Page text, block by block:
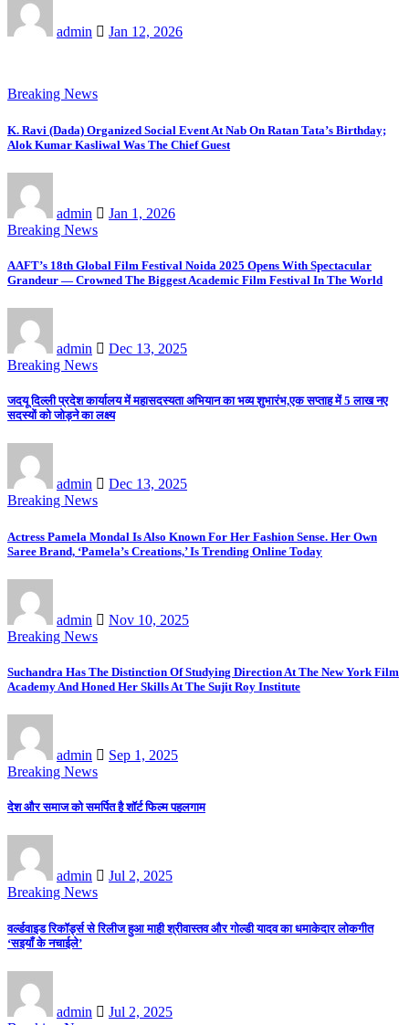
admin Jan 12, 2026
Breaking News
K. Ravi (Dada) Organized Social Event At Nab On Ratan Tata’s Birthday;
Alok Kumar Kasliwal Was The Chief Guest
admin
Jan 1, 2026
Breaking News
AAFT’s 18th Global Film Festival Noida 2025 Opens With Spectacular
Grandeur — Crowned The Biggest Academic Film Festival In The World
admin
Dec 13, 2025
Breaking News
जदयू दिल्ली प्रदेश कार्यालय में महासदस्यता अभियान का भव्य शुभारंभ,एक सप्ताह में 5 लाख नए
सदस्यों को जोड़ने का लक्ष्य
admin
Dec 13, 2025
Breaking News
Actress Pamela Mondal Is Also Known For Her Fashion Sense. Her Own
Saree Brand, ‘Pamela’s Creations,’ Is Trending Online Today
admin
Nov 10, 2025
Breaking News
Suchandra Has The Distinction Of Studying Direction At The New York Film
Academy And Honed Her Skills At The Sujit Roy Institute
admin
Sep 1, 2025
Breaking News
देश और समाज को समर्पित है शॉर्ट फिल्म पहलगाम
admin
Jul 2, 2025
Breaking News
वर्ल्डवाइड रिकॉर्ड्स से रिलीज हुआ माही श्रीवास्तव और गोल्डी यादव का धमाकेदार लोकगीत
‘सइयाँ के नचाईले’
admin
Jul 2, 2025